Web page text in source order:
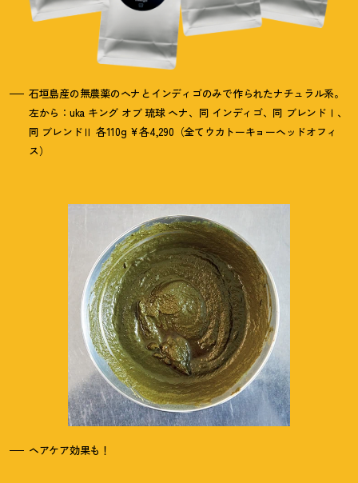
石垣島産の無農薬のヘナとインディゴのみで作られたナチュラル系。
左から：uka キング オブ 琉球 ヘナ、同 インディゴ、同 ブレンドⅠ、
同 ブレンドⅡ 各110g ¥各4,290（全てウカトーキョーヘッドオフィ
ス）
ヘアケア効果も ！